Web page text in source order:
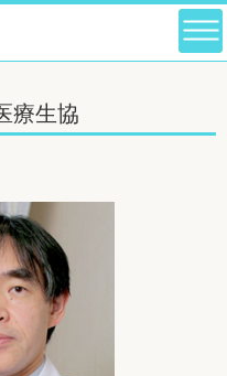
療生協